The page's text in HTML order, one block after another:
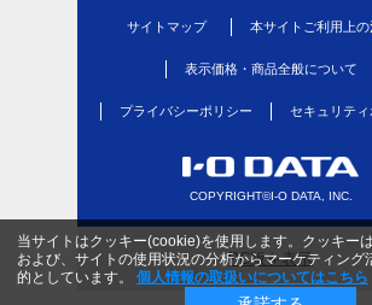
サイトマップ 本サイトご利用上の
表示価格・商品全般について
プライバシーポリシー セキュリティ
COPYRIGHT©I-O DATA, INC.
当サイトはクッキー(cookie)を使用します。クッキー
および、サイトの使用状況の分析からマーケティング
的としています。
個人情報の取扱いについてはこちら
PC版を表示